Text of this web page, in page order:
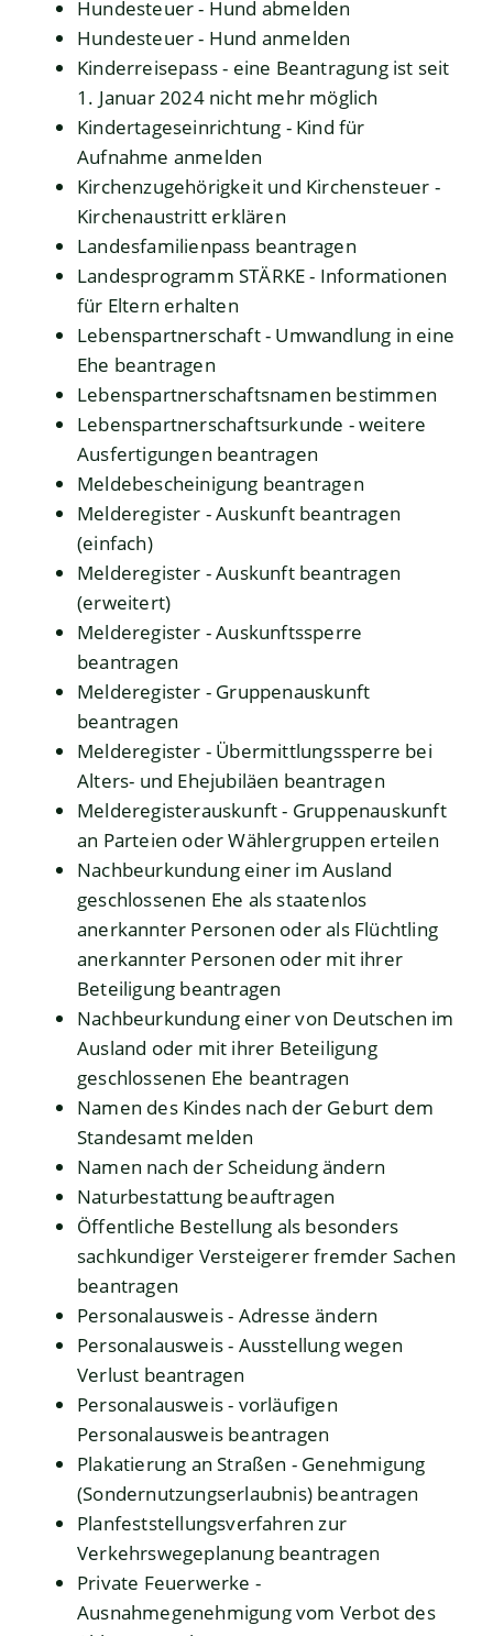
Hundesteuer - Hund abmelden
Hundesteuer - Hund anmelden
Kinderreisepass - eine Beantragung ist seit
1. Januar 2024 nicht mehr möglich
Kindertageseinrichtung - Kind für
Aufnahme anmelden
Kirchenzugehörigkeit und Kirchensteuer -
Kirchenaustritt erklären
Landesfamilienpass beantragen
Landesprogramm STÄRKE - Informationen
für Eltern erhalten
Lebenspartnerschaft - Umwandlung in eine
Ehe beantragen
Lebenspartnerschaftsnamen bestimmen
Lebenspartnerschaftsurkunde - weitere
Ausfertigungen beantragen
Meldebescheinigung beantragen
Melderegister - Auskunft beantragen
(einfach)
Melderegister - Auskunft beantragen
(erweitert)
Melderegister - Auskunftssperre
beantragen
Melderegister - Gruppenauskunft
beantragen
Melderegister - Übermittlungssperre bei
Alters- und Ehejubiläen beantragen
Melderegisterauskunft - Gruppenauskunft
an Parteien oder Wählergruppen erteilen
Nachbeurkundung einer im Ausland
geschlossenen Ehe als staatenlos
anerkannter Personen oder als Flüchtling
anerkannter Personen oder mit ihrer
Beteiligung beantragen
Nachbeurkundung einer von Deutschen im
Ausland oder mit ihrer Beteiligung
geschlossenen Ehe beantragen
Namen des Kindes nach der Geburt dem
Standesamt melden
Namen nach der Scheidung ändern
Naturbestattung beauftragen
Öffentliche Bestellung als besonders
sachkundiger Versteigerer fremder Sachen
beantragen
Personalausweis - Adresse ändern
Personalausweis - Ausstellung wegen
Verlust beantragen
Personalausweis - vorläufigen
Personalausweis beantragen
Plakatierung an Straßen - Genehmigung
(Sondernutzungserlaubnis) beantragen
Planfeststellungsverfahren zur
Verkehrswegeplanung beantragen
Private Feuerwerke -
Ausnahmegenehmigung vom Verbot des